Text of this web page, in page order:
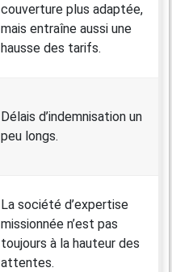
couverture plus adaptée,
mais entraîne aussi une
hausse des tarifs.
Délais d’indemnisation un
peu longs.
La société d’expertise
missionnée n’est pas
toujours à la hauteur des
attentes.